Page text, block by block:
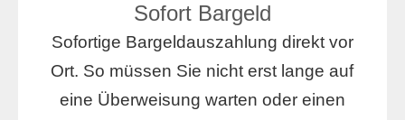
Sofort Bargeld
Sofortige Bargeldauszahlung direkt vor
Ort. So müssen Sie nicht erst lange auf
eine Überweisung warten oder einen